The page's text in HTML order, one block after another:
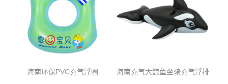
海南环保PVC充气浮圈 海南充气大鲸鱼坐骑充气浮排